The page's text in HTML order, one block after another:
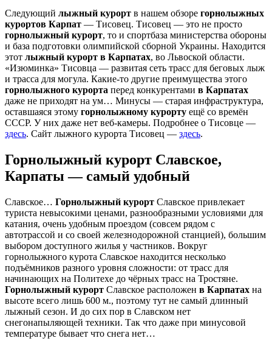
Следующий лыжный курорт в нашем обзоре горнолыжных
курортов Карпат — Тисовец. Тисовец — это не просто
горнолыжный курорт, то и спортбаза министерства обороны
и база подготовки олимпийской сборной Украины. Находится
этот лыжный курорт в Карпатах, во Львоской области.
«Изюминка» Тисовца — развитая сеть трасс для беговых лыж
и трасса для могула. Какие-то другие преимущества этого
горнолыжного курорта перед конкурентами в Карпатах
даже не приходят на ум… Минусы — старая инфраструктура,
оставшаяся этому горнолыжному курорту ещё со времён
СССР. У них даже нет веб-камеры. Подробнее о Тисовце —
здесь. Сайт лыжного курорта Тисовец — здесь.
Горнолыжный курорт Славское,
Карпаты — самый удобный
Славское… Горнолыжный курорт Славское привлекает
туриста невысокими ценами, разнообразными условиями для
катания, очень удобным проездом (совсем рядом с
автотрассой и со своей железнодорожной станцией), большим
выбором доступного жилья у частников. Вокруг
горнолыжного курота Славское находится несколько
подъёмников разного уровня сложности: от трасс для
начинающих на Политехе до чёрных трасс на Тростяне.
Горнолыжный курорт Славское расположен в Карпатах на
высоте всего лишь 600 м., поэтому тут не самый длинный
лыжный сезон. И до сих пор в Славском нет
снегонапыляющей техники. Так что даже при минусовой
температуре бывает что снега нет…